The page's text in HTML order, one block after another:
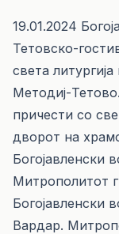
19.01.2024
Тетовско-
света
Методиј-
причести со
дворот на
Богојавленски
Митрополитот
Богојавленски
Вардар.